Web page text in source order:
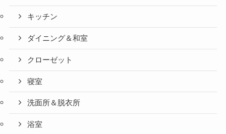
キッチン
ダイニング＆和室
クローゼット
寝室
洗面所＆脱衣所
浴室